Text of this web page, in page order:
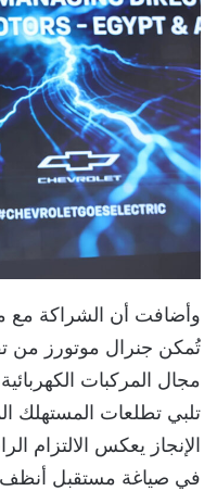
وأضافت أن الشراكة مع
تُمكن جنرال موتورز من
مجال المركبات
تلبي تطلعات المستهلك
الإنجاز يعكس الالتزام
في صياغة مستقبل أنظف